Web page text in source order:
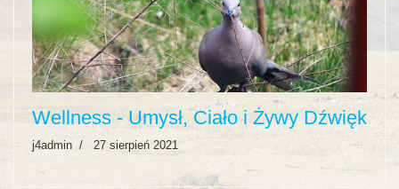
Wellness - Umysł, Ciało i Żywy Dźwięk
j4admin 27 sierpień 2021